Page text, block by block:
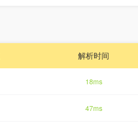
解析时间
18ms
47ms